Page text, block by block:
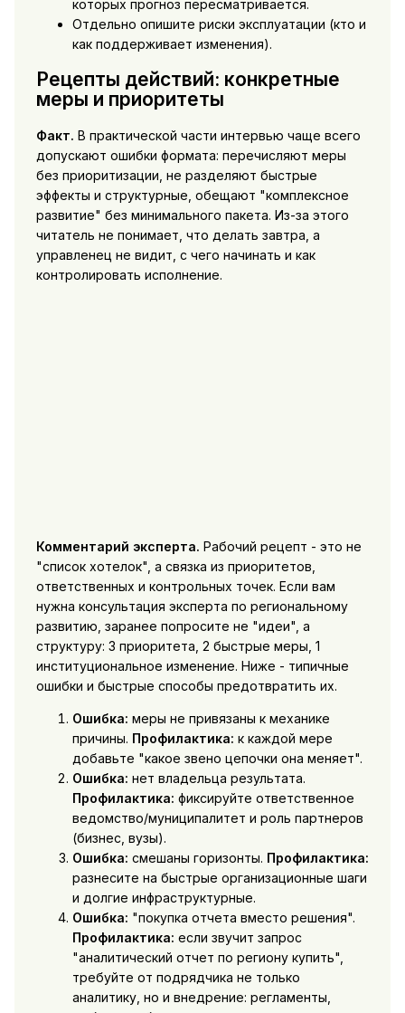
которых прогноз пересматривается.
Отдельно опишите риски эксплуатации (кто и
как поддерживает изменения).
Рецепты действий: конкретные
меры и приоритеты
Факт. В практической части интервью чаще всего
допускают ошибки формата: перечисляют меры
без приоритизации, не разделяют быстрые
эффекты и структурные, обещают "комплексное
развитие" без минимального пакета. Из-за этого
читатель не понимает, что делать завтра, а
управленец не видит, с чего начинать и как
контролировать исполнение.
Комментарий эксперта. Рабочий рецепт - это не
"список хотелок", а связка из приоритетов,
ответственных и контрольных точек. Если вам
нужна консультация эксперта по региональному
развитию, заранее попросите не "идеи", а
структуру: 3 приоритета, 2 быстрые меры, 1
институциональное изменение. Ниже - типичные
ошибки и быстрые способы предотвратить их.
Ошибка: меры не привязаны к механике
причины. Профилактика: к каждой мере
добавьте "какое звено цепочки она меняет".
Ошибка: нет владельца результата.
Профилактика: фиксируйте ответственное
ведомство/муниципалитет и роль партнеров
(бизнес, вузы).
Ошибка: смешаны горизонты. Профилактика:
разнесите на быстрые организационные шаги
и долгие инфраструктурные.
Ошибка: "покупка отчета вместо решения".
Профилактика: если звучит запрос
"аналитический отчет по региону купить",
требуйте от подрядчика не только
аналитику, но и внедрение: регламенты,